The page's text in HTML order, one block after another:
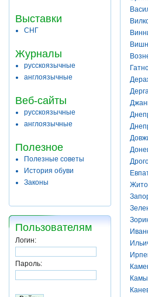
Выставки
СНГ
Журналы
русскоязычные
англоязычные
Веб-сайты
русскоязычные
англоязычные
Полезное
Полезные советы
История обуви
Законы
Пользователям
Логин:
Пароль: